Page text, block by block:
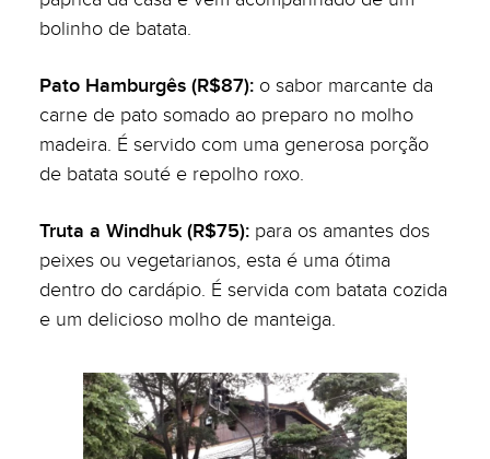
bolinho de batata.
Pato Hamburgês (R$87):o sabor marcante da
carne de pato somado ao preparo no molho
madeira. É servido com uma generosa porção
de batata souté e repolho roxo.
Truta a Windhuk (R$75):para os amantes dos
peixes ou vegetarianos, esta é uma ótima
dentro do cardápio. É servida com batata cozida
e um delicioso molho de manteiga.